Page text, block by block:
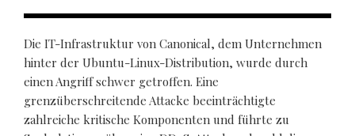
Die IT-Infrastruktur von Canonical, dem Unternehmen
hinter der Ubuntu-Linux-Distribution, wurde durch
einen Angriff schwer getroffen. Eine
grenzüberschreitende Attacke beeinträchtigte
zahlreiche kritische Komponenten und führte zu